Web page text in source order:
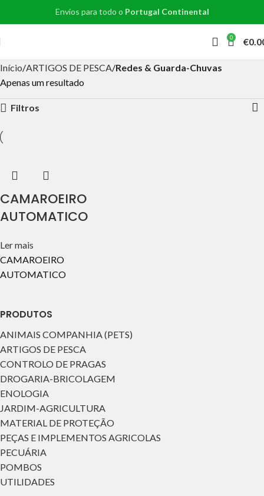
Envios para todo o Portugal Continental
0 €
PRODUTOS
ANIMAIS COMPANHIA (PETS)
ARTIGOS DE PESCA
CONTROLO DE PRAGAS
DROGARIA-BRICOLAGEM
ENOLOGIA
JARDIM-AGRICULTURA
MATERIAL DE PROTEÇÃO
PEÇAS E IMPLEMENTOS AGRICOLAS
PECUÁRIA
POMBOS
UTILIDADES
Início ARTIGOS DE PESCA Redes & Guarda-Chuvas
Apenas um resultado
Filtros
CAMAROEIRO
AUTOMATICO
Ler mais
CAMAROEIRO
AUTOMATICO